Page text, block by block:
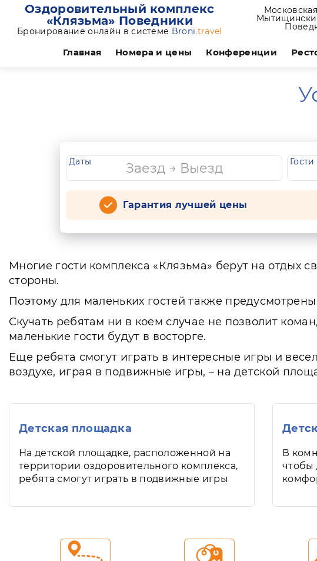
Оздоровительный комплекс
«Клязьма» Поведники
Бронирование онлайн в системе Broni.travel
Главная Номера и цены Конференции
Даты Гости
Гарантия лучшей цены
Многие гости комплекса «Клязьма» берут на отдых
стороны.
Поэтому для маленьких гостей также
Скучать ребятам ни в коем случае не позволит
маленькие гости будут в восторге.
Еще ребята смогут играть в интересные игры и
воздухе, играя в подвижные игры, – на детской
Детская площадка
На детской площадке, расположенной на
территории оздоровительного комплекса,
ребята смогут играть в подвижные игры
В
чтобы